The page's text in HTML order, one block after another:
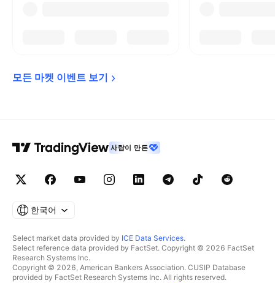
모든 마켓 이벤트 보기
사람이 만든
한국어
Select market data provided by ICE Data Services.
Select reference data provided by FactSet. Copyright © 2026 FactSet
Research Systems Inc.
Copyright © 2026, American Bankers Association. CUSIP Database
provided by FactSet Research Systems Inc. All rights reserved.